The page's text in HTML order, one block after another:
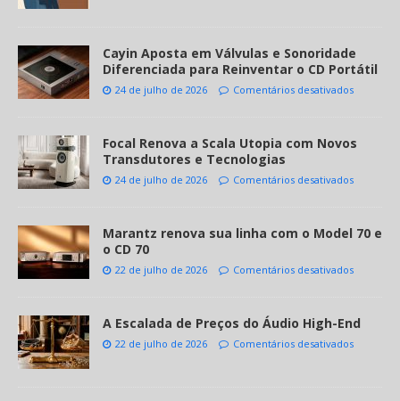
Cayin Aposta em Válvulas e Sonoridade
Diferenciada para Reinventar o CD Portátil
24 de julho de 2026 Comentários desativados
Focal Renova a Scala Utopia com Novos
Transdutores e Tecnologias
24 de julho de 2026 Comentários desativados
Marantz renova sua linha com o Model 70 e
o CD 70
22 de julho de 2026 Comentários desativados
A Escalada de Preços do Áudio High-End
22 de julho de 2026 Comentários desativados